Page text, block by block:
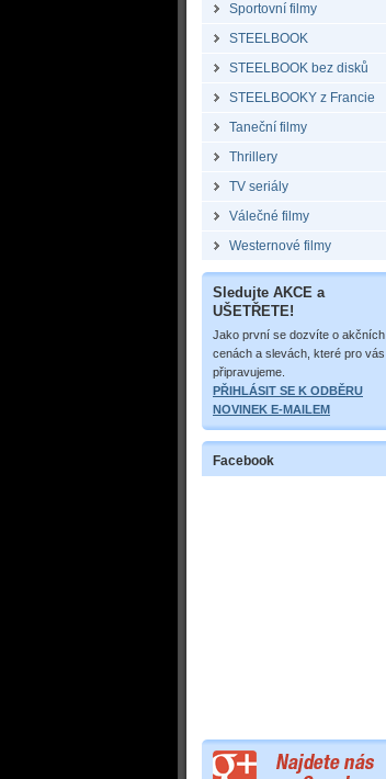
Sportovní filmy
STEELBOOK
STEELBOOK bez disků
STEELBOOKY z Francie
Taneční filmy
Thrillery
TV seriály
Válečné filmy
Westernové filmy
Sledujte AKCE a
UŠETŘETE!
Jako první se dozvíte o akčních
cenách a slevách, které pro vás
připravujeme.
PŘIHLÁSIT SE K ODBĚRU
NOVINEK E-MAILEM
Facebook